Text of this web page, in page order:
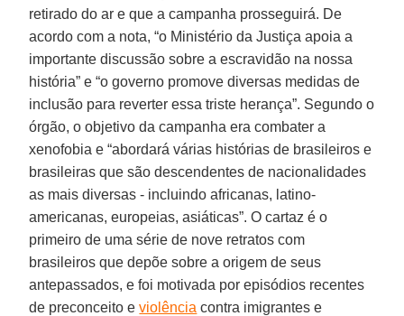
retirado do ar e que a campanha prosseguirá. De
acordo com a nota, “o Ministério da Justiça apoia a
importante discussão sobre a escravidão na nossa
história” e “o governo promove diversas medidas de
inclusão para reverter essa triste herança”. Segundo o
órgão, o objetivo da campanha era combater a
xenofobia e “abordará várias histórias de brasileiros e
brasileiras que são descendentes de nacionalidades
as mais diversas - incluindo africanas, latino-
americanas, europeias, asiáticas”. O cartaz é o
primeiro de uma série de nove retratos com
brasileiros que depõe sobre a origem de seus
antepassados, e foi motivada por episódios recentes
de preconceito eviolência contra imigrantes e